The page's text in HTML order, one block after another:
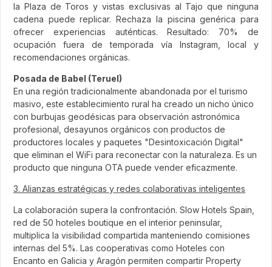
la Plaza de Toros y vistas exclusivas al Tajo que ninguna
cadena puede replicar. Rechaza la piscina genérica para
ofrecer experiencias auténticas. Resultado: 70% de
ocupación fuera de temporada vía Instagram, local y
recomendaciones orgánicas.
Posada de Babel (Teruel)
En una región tradicionalmente abandonada por el turismo
masivo, este establecimiento rural ha creado un nicho único
con burbujas geodésicas para observación astronómica
profesional, desayunos orgánicos con productos de
productores locales y paquetes "Desintoxicación Digital"
que eliminan el WiFi para reconectar con la naturaleza. Es un
producto que ninguna OTA puede vender eficazmente.
3. Alianzas estratégicas y redes colaborativas inteligentes
La colaboración supera la confrontación. Slow Hotels Spain,
red de 50 hoteles boutique en el interior peninsular,
multiplica la visibilidad compartida manteniendo comisiones
internas del 5%. Las cooperativas como Hoteles con
Encanto en Galicia y Aragón permiten compartir Property